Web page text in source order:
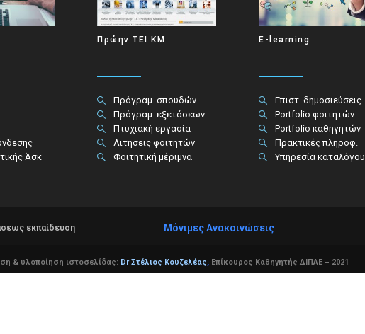
Άσκ
Πρώην ΤΕΙ ΚΜ
Πρόγραμ. σπουδών
Πρόγραμ. εξετάσεων
Πτυχιακή εργασία
Αιτήσεις φοιτητών
Φοιτητική μέριμνα
E-learning
Επιστ. δημοσιεύσεις
Portfolio φοιτητών
Portfolio καθηγητών
Πρακτικές πληροφ.​
Υπηρεσία καταλόγου
εκπαίδευση Μόνιμες Ανακοινώσεις
& υλοποίηση ιστοσελίδας: Dr Στέλιος Κουζελέας Επίκουρος Καθηγητής ΔΙΠΑΕ – 2021